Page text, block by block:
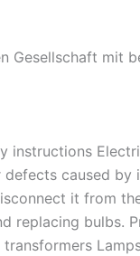
Gesellschaft mit
instructions
caused
it from
replacing
transformers